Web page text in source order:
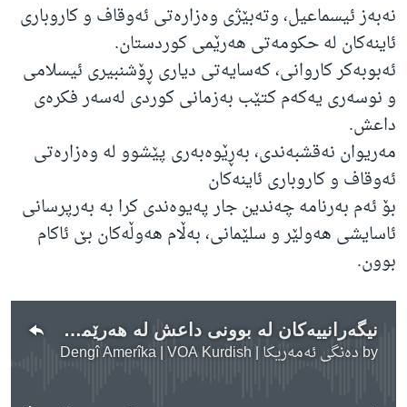
نەبەز ئیسماعیل، وتەبێژی وەزارەتی ئەوقاف و کاروباری
ئاینەکان لە حکومەتی هەرێمی کوردستان.
ئەبوبەکر کاروانی، کەسایەتی دیاری ڕۆشنبیری ئیسلامی
و نوسەری یەکەم کتێب بەزمانی کوردی لەسەر فکرەی
داعش.
مەریوان نەقشبەندی، بەڕێوەبەری پێشوو لە وەزارەتی
ئەوقاف و کاروباری ئاینەکان
بۆ ئەم بەرنامە چەندین جار پەیوەندی کرا بە بەرپرسانی
ئاسایشی هەولێر و سلێمانی، بەڵام هەوڵەکان بێ ئاکام
بوون.
نیگەرانییەکان لە بوونی داعش لە هەرێمی کوردستان
by دەنگی ئەمەریکا | Dengî Amerîka | VOA Kurdish
No media source currently available